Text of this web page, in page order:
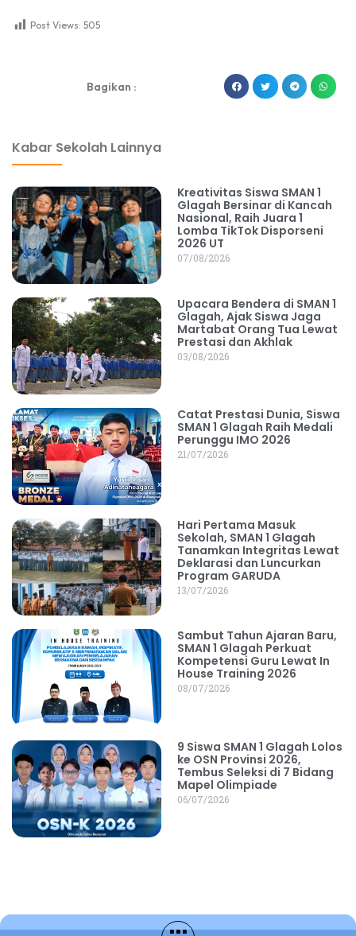
Post Views: 505
Bagikan :
Kabar Sekolah Lainnya
Kreativitas Siswa SMAN 1
Glagah Bersinar di Kancah
Nasional, Raih Juara 1
Lomba TikTok Disporseni
2026 UT
07/08/2026
Upacara Bendera di SMAN 1
Glagah, Ajak Siswa Jaga
Martabat Orang Tua Lewat
Prestasi dan Akhlak
03/08/2026
Catat Prestasi Dunia, Siswa
SMAN 1 Glagah Raih Medali
Perunggu IMO 2026
21/07/2026
Hari Pertama Masuk
Sekolah, SMAN 1 Glagah
Tanamkan Integritas Lewat
Deklarasi dan Luncurkan
Program GARUDA
13/07/2026
Sambut Tahun Ajaran Baru,
SMAN 1 Glagah Perkuat
Kompetensi Guru Lewat In
House Training 2026
08/07/2026
9 Siswa SMAN 1 Glagah Lolos
ke OSN Provinsi 2026,
Tembus Seleksi di 7 Bidang
Mapel Olimpiade
06/07/2026